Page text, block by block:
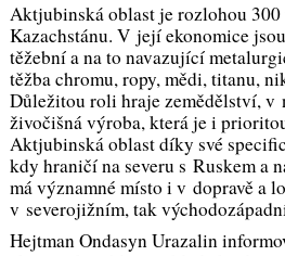
Aktjubinská oblast je rozlohou
Kazachstánu. V její ekonomice
těžební a na to navazující
těžba chromu, ropy, mědi, titanu,
Důležitou roli hraje zemědělství, v
živočišná výroba, která je i
Aktjubinská oblast díky své
kdy hraničí na severu s Ruskem a
má významné místo i v dopravě a
v severojižním, tak
Hejtman Ondasyn Urazalin